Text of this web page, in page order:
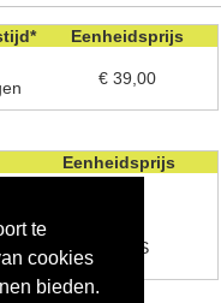
te
cookies
bieden.
Eenheidsprijs
€ 39,00
Eenheidsprijs
GRATIS